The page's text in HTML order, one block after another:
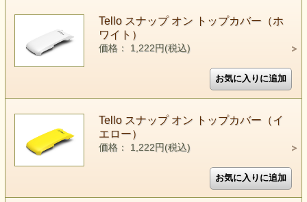
Tello スナップ オン トップカバー（ホ
ワイト）
価格： 1,222円(税込)
Tello スナップ オン トップカバー（イ
エロー）
価格： 1,222円(税込)